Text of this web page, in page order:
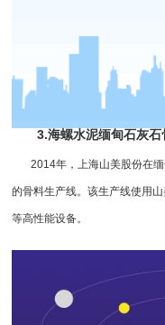
3.海螺水泥缅甸石灰石
2014年，上海山美股份在缅
的骨料生产线。该生产线使用山
等高性能设备。